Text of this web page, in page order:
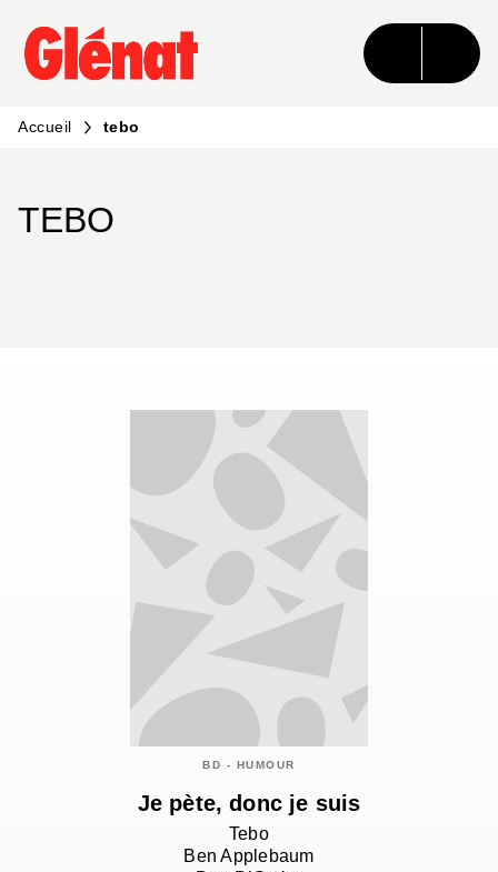
MENU RECHERCHE CONTENU
PIED DE PAGE
Accueil tebo
TEBO
BD - HUMOUR
Je pète, donc je suis
Tebo
Ben Applebaum